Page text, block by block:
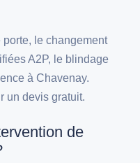
le changement
A2P, le blindage
à Chavenay.
un devis gratuit.
de